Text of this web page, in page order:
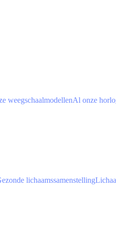
weegschaalmodellenAl onze
lichaamssamenstelling